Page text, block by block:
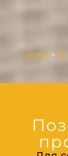
Главная » Не